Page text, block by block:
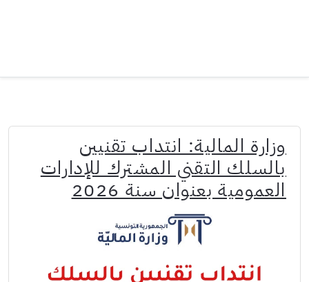
وزارة المالية: انتداب تقنيين
بالسلك التقني المشترك للإدارات
العمومية بعنوان سنة 2026